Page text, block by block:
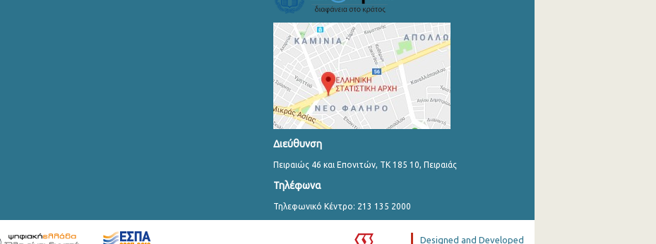
Διεύθυνση
Πειραιώς 46 και Επονιτών, ΤΚ 185 10, Πειραιάς
Τηλέφωνα
Τηλεφωνικό Κέντρο: 213 135 2000
Designed and Developed